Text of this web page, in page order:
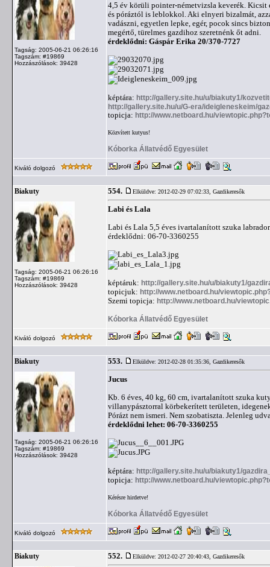
Tagság: 2005-06-21 06:26:16
Tagszám: #19869
Hozzászólások: 39428
4,5 év körüli pointer-németvizsla keverék.
és póráztól is leblokkol. Aki elnyeri bizalmát,
vadászni, egyetlen lepke, egér, pocok sincs
megértő, türelmes gazdihoz szeretnénk őt adni.
érdeklődni: Gáspár Erika 20/370-7727
képtára: http://gallery.site.hu/u/biakuty1/
http://gallery.site.hu/u/G-era/ideigleneskeim/
topicja: http://www.netboard.hu/
Közvített kutyus!
Kóborka Állatvédő Egyesület
Kiváló dolgozó
Biakuty
Tagság: 2005-06-21 06:26:16
Tagszám: #19869
Hozzászólások: 39428
554. Elküldve: 2012-02-29 07:02:33, Gazdikeresők
Labi és Lala
Labi és Lala 5,5 éves ivartalanított szuka
érdeklődni: 06-70-3360255
képtáruk: http://gallery.site.hu/u/biakuty1/
topicjuk: http://www.netboard.hu/
Szemi topicja: http://www.netboard.hu/
Kóborka Állatvédő Egyesület
Kiváló dolgozó
Biakuty
Tagság: 2005-06-21 06:26:16
Tagszám: #19869
Hozzászólások: 39428
553. Elküldve: 2012-02-28 01:35:36, Gazdikeresők
Jucus
Kb. 6 éves, 40 kg, 60 cm, ivartalanított szuka
villanypásztorral körbekerített területen,
Pórázt nem ismeri. Nem szobatiszta. Jelenleg
érdeklődni lehet: 06-70-3360255
képtára: http://gallery.site.hu/u/biakuty1/
topicja: http://www.netboard.hu/
Kérésre hirdetve!
Kóborka Állatvédő Egyesület
Kiváló dolgozó
Biakuty 552. Elküldve: 2012-02-27 20:40:43, Gazdikeresők